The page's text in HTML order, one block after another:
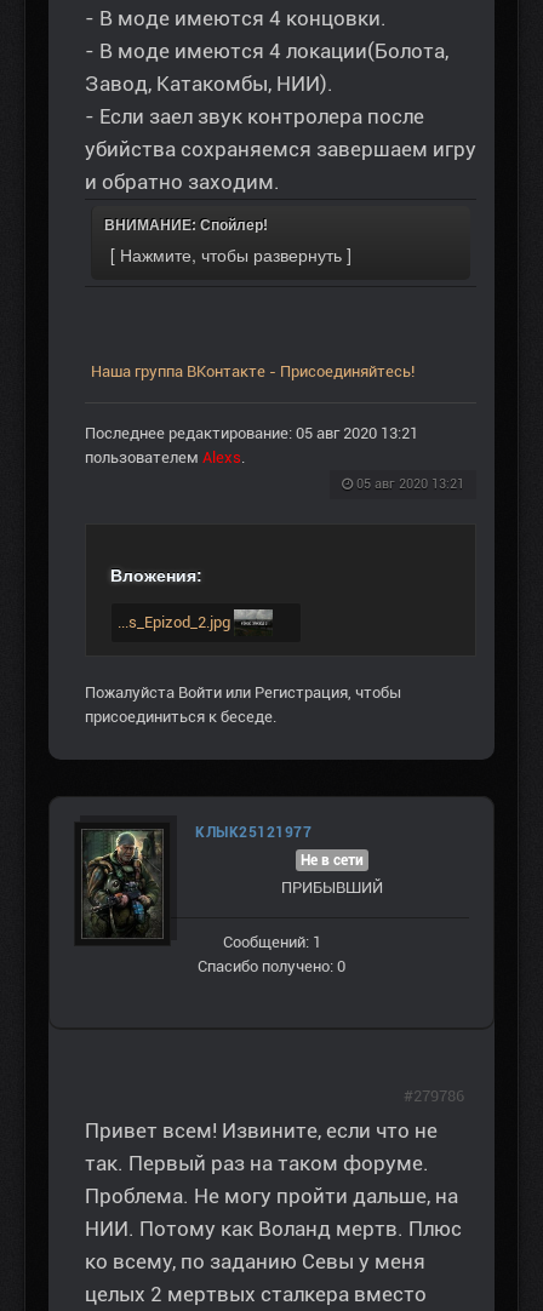
- В моде имеются 4 концовки.
- В моде имеются 4 локации(Болота,
Завод, Катакомбы, НИИ).
- Если заел звук контролера после
убийства сохраняемся завершаем игру
и обратно заходим.
ВНИМАНИЕ: Спойлер!
Наша группа ВКонтакте - Присоединяйтесь!
Последнее редактирование: 05 авг 2020 13:21
пользователем Alexs.
05 авг 2020 13:21
Вложения:
...s_Epizod_2.jpg
Пожалуйста Войти или Регистрация , чтобы
присоединиться к беседе.
КЛЫК25121977
Не в сети
ПРИБЫВШИЙ
Сообщений: 1
Спасибо получено: 0
Привет всем! Извините, если что не
так. Первый раз на таком форуме.
Проблема. Не могу пройти дальше, на
НИИ. Потому как Воланд мертв. Плюс
ко всему, по заданию Севы у меня
целых 2 мертвых сталкера вместо
#279786